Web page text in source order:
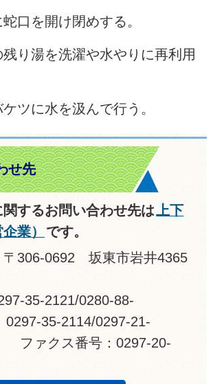
口を開け閉めする。
り湯を洗濯や水やりに再利用
ツに水を汲んで行う。
せ先
するお問い合わせ先は上下
業）
です。
306-0692 坂東市岩井4365
35-2121/0280-88-
35-2114/0297-21-
ファクス番号：0297-20-